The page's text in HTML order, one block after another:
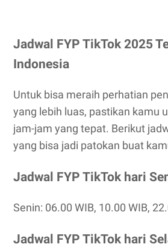
Jadwal FYP TikTok 2025
Indonesia
Untuk bisa meraih perhatian
yang lebih luas, pastikan kamu
jam-jam yang tepat. Berikut
yang bisa jadi patokan buat
Jadwal FYP TikTok hari
Senin: 06.00 WIB, 10.00 WIB,
Jadwal FYP TikTok hari